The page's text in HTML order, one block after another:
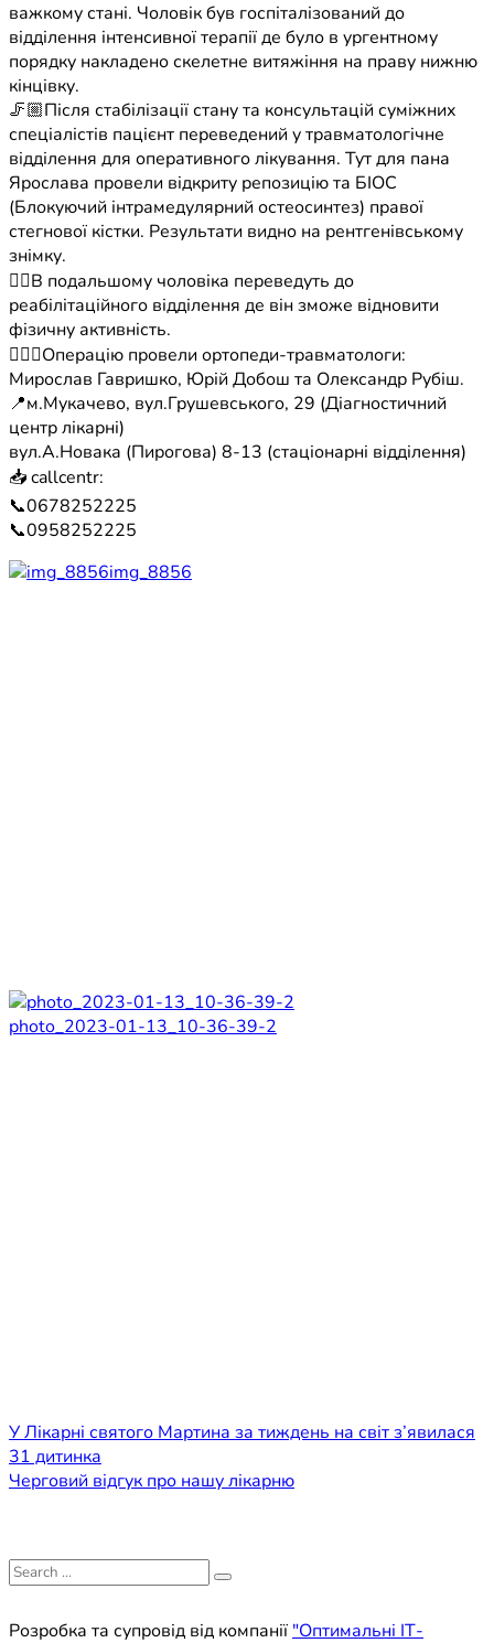
важкому стані. Чоловік був госпіталізований до
відділення інтенсивної терапії де було в ургентному
порядку накладено скелетне витяжіння на праву нижню
кінцівку.
🦵🏼Після стабілізації стану та консультацій суміжних
спеціалістів пацієнт переведений у травматологічне
відділення для оперативного лікування. Тут для пана
Ярослава провели відкриту репозицію та БІОС
(Блокуючий інтрамедулярний остеосинтез) правої
стегнової кістки. Результати видно на рентгенівському
знімку.
☝🏻В подальшому чоловіка переведуть до
реабілітаційного відділення де він зможе відновити
фізичну активність.
🧑🏻‍⚕️Операцію провели ортопеди-травматологи:
Мирослав Гавришко, Юрій Добош та Олександр Рубіш.
📍м.Мукачево, вул.Грушевського, 29 (Діагностичний
центр лікарні)
вул.А.Новака (Пирогова) 8-13 (стаціонарні відділення)
📥 callcentr:
📞0678252225
📞0958252225
img_8856
photo_2023-01-13_10-36-39-2
Навігація
записів
У Лікарні святого Мартина за тиждень на світ з’явилася
31 дитинка
Черговий відгук про нашу лікарню
Search
Розробка та супровід від компанії "Оптимальні ІТ-